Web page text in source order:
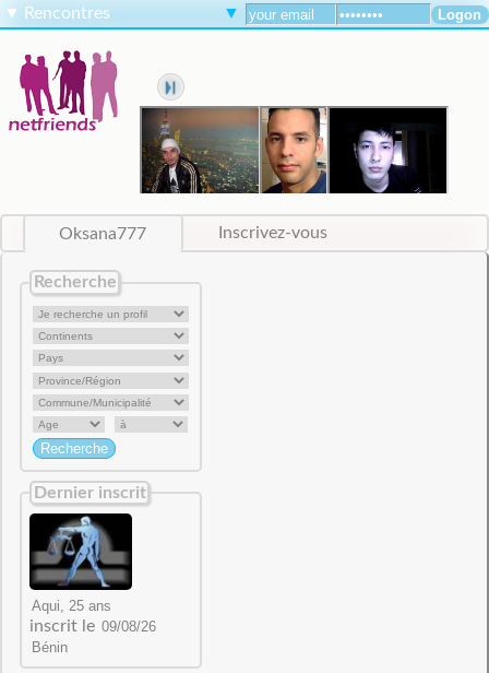
▼ Rencontres ▼
Oksana777 Inscrivez-vous
Recherche
Dernier inscrit
inscrit le